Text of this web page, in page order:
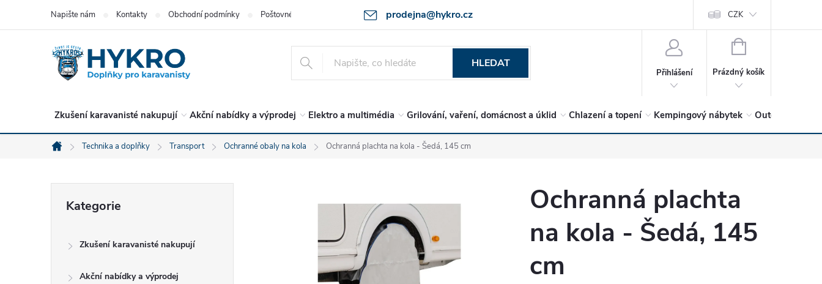
prodejna@hykro.cz
Napište nám Kontakty Obchodní podmínky Poštovné Ochrana osob. údajů - GDPR Postup při reklamaci -jak zboží vrátit? O společnosti Hodnocení obchodu
CZK
HLEDAT
Přihlášení
NÁKUPNÍ
Prázdný košík
Zkušení karavanisté nakupují Akční nabídky a výprodej Elektro a multimédia Grilování, vaření, domácnost a úklid Chlazení a topení Kempingový nábytek Outdoor a
Domů
Technika a doplňky Transport Ochranné obaly na kola Ochranná plachta na kola - Šedá, 145 cm
kategorie
Kategorie
Zkušení karavanisté nakupují
Akční nabídky a výprodej
Ochranná plachta
na kola - Šedá, 145
cm